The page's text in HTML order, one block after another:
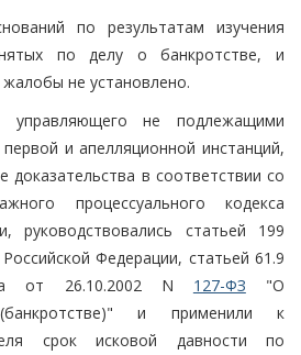
по результатам изучения
по делу о банкротстве, и
не установлено.
управляющего не подлежащими
и апелляционной инстанций,
доказательства в соответствии со
процессуального кодекса
руководствовались статьей 199
Федерации, статьей 61.9
от 26.10.2002 N 127-ФЗ "О
(банкротстве)" и применили к
срок исковой давности по